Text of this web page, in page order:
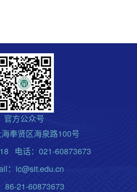
官方公众号
奉贤区海泉路100号
电话：021-60873673
：ic@sit.edu.cn
86-21-60873673